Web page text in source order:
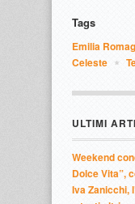
Tags
Emilia
Celeste
ULTIMI
Weekend
Dolce Vita”,
Iva Zanicchi,